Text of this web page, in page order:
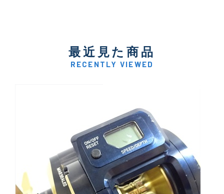
最近見た商品
RECENTLY VIEWED